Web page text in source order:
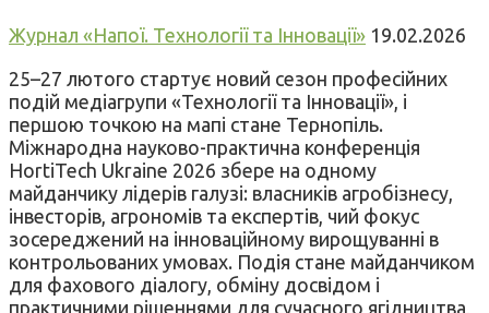
Журнал «Напої. Технології та Інновації» 19.02.2026
25–27 лютого стартує новий сезон професійних
подій медіагрупи «Технології та Інновації», і
першою точкою на мапі стане Тернопіль.
Міжнародна науково-практична конференція
HortiTech Ukraine 2026 збере на одному
майданчику лідерів галузі: власників агробізнесу,
інвесторів, агрономів та експертів, чий фокус
зосереджений на інноваційному вирощуванні в
контрольованих умовах. Подія стане майданчиком
для фахового діалогу, обміну досвідом і
практичними рішеннями для сучасного ягідництва,